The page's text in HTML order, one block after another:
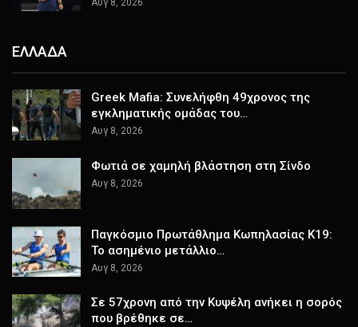
ΕΛΛΑΔΑ
Greek Mafia: Συνελήφθη 49χρονος της
εγκληματικής ομάδας του…
Αυγ 8, 2026
Φωτιά σε χαμηλή βλάστηση στη Σίνδο
Αυγ 8, 2026
Παγκόσμιο Πρωτάθλημα Κωπηλασίας Κ19:
Το ασημένιο μετάλλιο…
Αυγ 8, 2026
Σε 57χρονη από την Κυψέλη ανήκει η σορός
που βρέθηκε σε…